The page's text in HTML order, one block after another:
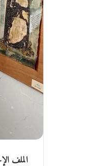
الملف